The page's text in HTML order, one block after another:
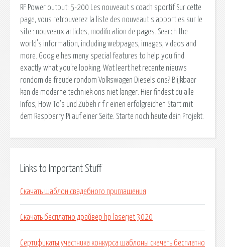
RF Power output: 5-200 Les nouveaut s coach sportif Sur cette
page, vous retrouverez la liste des nouveaut s apport es sur le
site : nouveaux articles, modification de pages. Search the
world's information, including webpages, images, videos and
more. Google has many special features to help you find
exactly what you're looking. Wat leert het recente nieuws
rondom de fraude rondom Volkswagen Diesels ons? Blijkbaar
kan de moderne techniek ons niet langer. Hier findest du alle
Infos, How To's und Zubeh r f r einen erfolgreichen Start mit
dem Raspberry Pi auf einer Seite. Starte noch heute dein Projekt.
Links to Important Stuff
Скачать шаблон свадебного приглашения
Скачать бесплатно драйвер hp laserjet 3020
Сертификаты участника конкурса шаблоны скачать бесплатно